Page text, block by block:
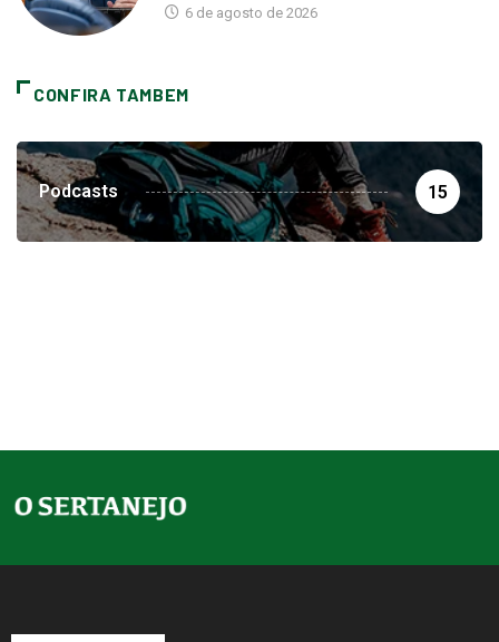
6 de agosto de 2026
CONFIRA TAMBEM
Podcasts 15